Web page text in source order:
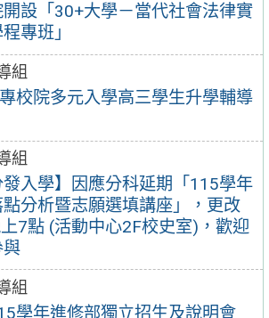
設「30+大學－當代社會法律實
專班」
組
校院多元入學高三學生升學輔導
組
發入學】因應分科延期「115學年
分析暨志願選填講座」，更改
7點 (活動中心2F校史室)，歡迎
組
學年進修部獨立招生及說明會